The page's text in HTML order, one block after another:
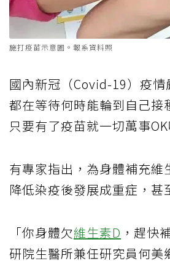
施打疫苗示意圖。報系資料照
國內新冠（Covid-19）疫情
都在等待何時能輪到自己接
只要有了疫苗就一切萬事OK
有專家指出，為身體補充維
降低染疫後發展成重症，甚
「你身體欠維生素D ，趕快
研院生醫所兼任研究員何美